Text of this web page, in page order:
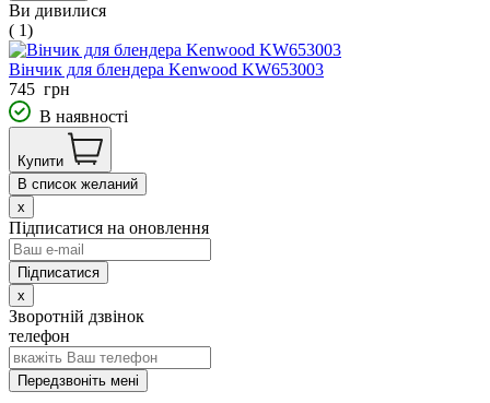
Ви дивилися
( 1)
Вінчик для блендера Kenwood KW653003
745 грн
В наявності
Купити
В список желаний
x
Підписатися на оновлення
x
Зворотній дзвінок
телефон
Передзвоніть мені